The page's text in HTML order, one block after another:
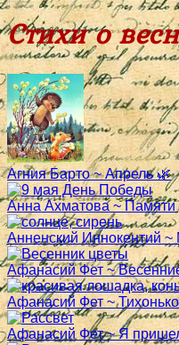
Стихи о
Агния Барто ~ Апрель 🌿
Анна Ахматова ~ Памяти
Анненский Иннокентий ~
Афанасий Фет ~
Афанасий Фет ~
Афанасий Фет ~ Я